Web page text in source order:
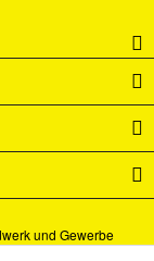
und Gewerbe